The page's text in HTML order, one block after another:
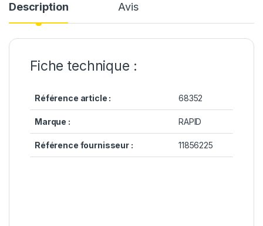
Description Avis
Fiche technique :
Référence article : 68352
Marque : RAPID
Référence fournisseur : 11856225